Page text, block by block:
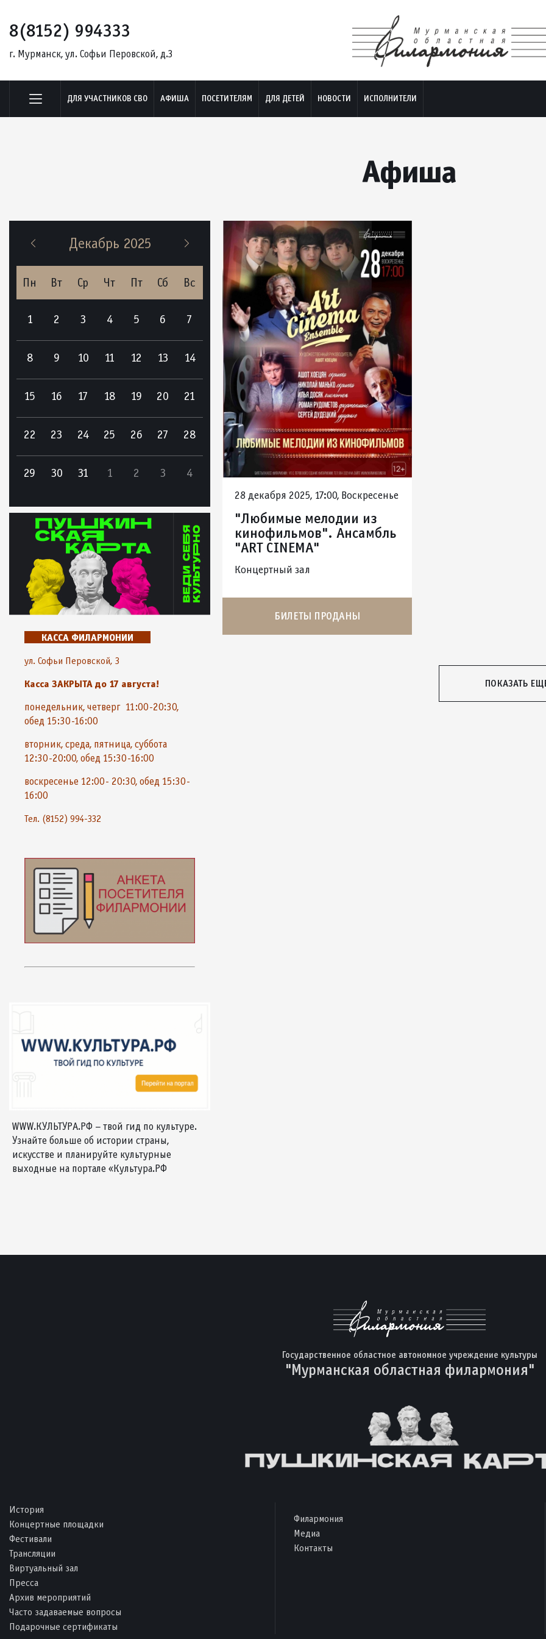
8(8152) 994333
г. Мурманск, ул. Софьи Перовской, д.3
ДЛЯ УЧАСТНИКОВ СВО АФИША ПОСЕТИТЕЛЯМ ДЛЯ ДЕТЕЙ НОВОСТИ ИСПОЛНИТЕЛИ
Афиша
Декабрь 2025
Пн Вт Ср Чт Пт Сб Вс
1 2 3 4 5 6 7
8 9 10 11 12 13 14
15 16 17 18 19 20 21
22 23 24 25 26 27 28
29 30 31 1 2 3 4
КАССА ФИЛАРМОНИИ
ул. Софьи Перовской, 3
Касса ЗАКРЫТА до 17 августа!
понедельник, четверг 11:00-20:30,
обед 15:30-16:00
вторник, среда, пятница, суббота
12:30-20:00, обед 15:30-16:00
воскресенье 12:00- 20:30, обед 15:30-
16:00
Тел. (8152) 994-332
WWW.КУЛЬТУРА.РФ – твой гид по культуре.
Узнайте больше об истории страны,
искусстве и планируйте культурные
выходные на портале «Культура.РФ
28 декабря 2025, 17:00, Воскресенье
"Любимые мелодии из
кинофильмов". Ансамбль
"ART CINEMA"
Концертный зал
БИЛЕТЫ ПРОДАНЫ
ПОКАЗАТЬ
Государственное областное автономное учреждение культуры
"Мурманская областная филармония"
История
Концертные площадки
Фестивали
Трансляции
Виртуальный зал
Пресса
Архив мероприятий
Часто задаваемые вопросы
Подарочные сертификаты
Филармония
Медиа
Контакты